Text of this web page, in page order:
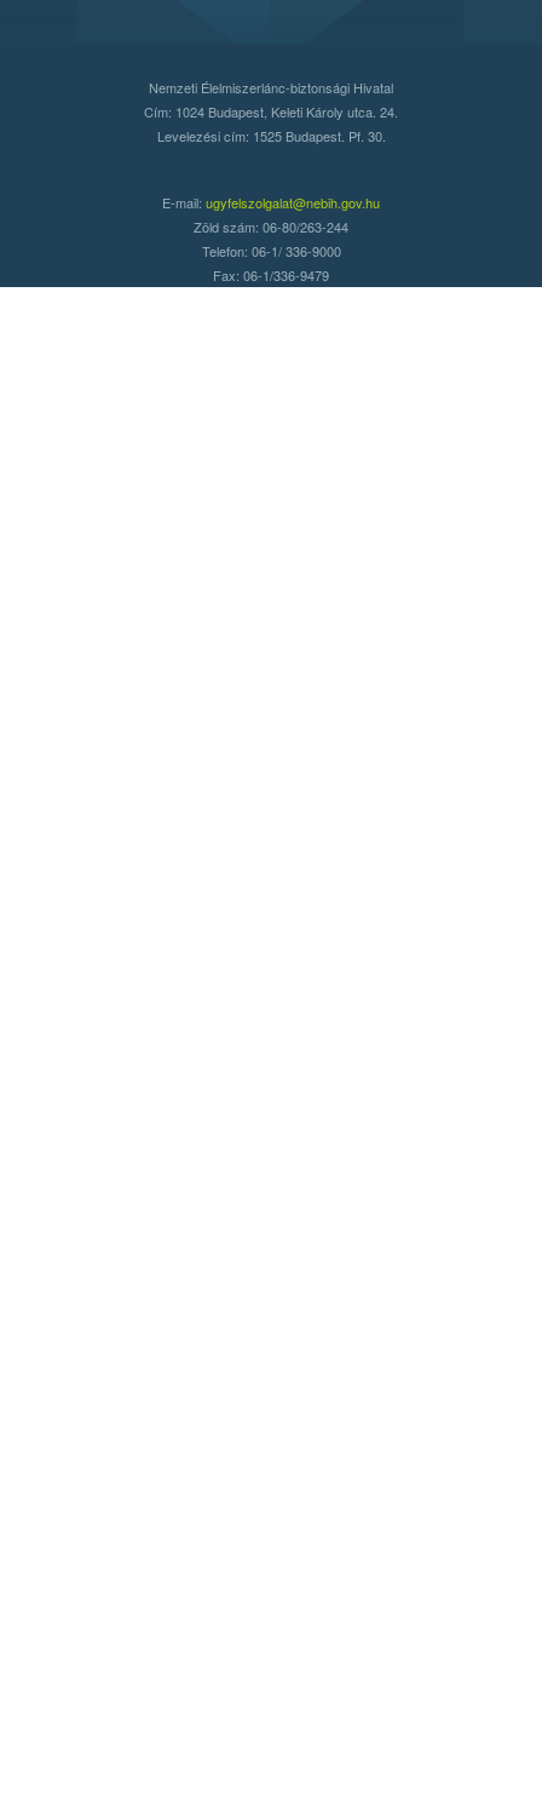
Nemzeti Élelmiszerlánc-biztonsági Hivatal
Cím: 1024 Budapest, Keleti Károly utca. 24.
Levelezési cím: 1525 Budapest. Pf. 30.
E-mail: ugyfelszolgalat@nebih.gov.hu
Zöld szám: 06-80/263-244
Telefon: 06-1/ 336-9000
Fax: 06-1/336-9479